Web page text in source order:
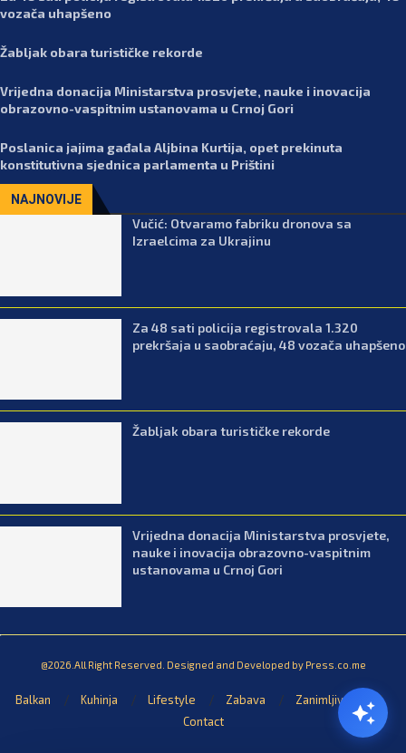
vozača uhapšeno
Žabljak obara turističke rekorde
Vrijedna donacija Ministarstva prosvjete, nauke i inovacija
obrazovno-vaspitnim ustanovama u Crnoj Gori
Poslanica jajima gađala Aljbina Kurtija, opet prekinuta
konstitutivna sjednica parlamenta u Prištini
NAJNOVIJE
Vučić: Otvaramo fabriku dronova sa
Izraelcima za Ukrajinu
Za 48 sati policija registrovala 1.320
prekršaja u saobraćaju, 48 vozača uhapšeno
Žabljak obara turističke rekorde
Vrijedna donacija Ministarstva prosvjete,
nauke i inovacija obrazovno-vaspitnim
ustanovama u Crnoj Gori
@2026.All Right Reserved. Designed and Developed by Press.co.me
Balkan Kuhinja Lifestyle Zabava
Zanimljivosti
Contact